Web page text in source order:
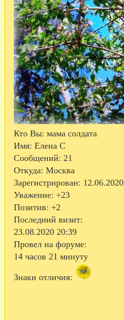
Кто Вы: мама солдата
Имя: Елена С
Сообщений: 21
Откуда: Москва
Зарегистрирован: 12.06.2020
Уважение: +23
Позитив: +2
Последний визит:
23.08.2020 20:39
Провел на форуме:
14 часов 21 минуту
Знаки отличия: